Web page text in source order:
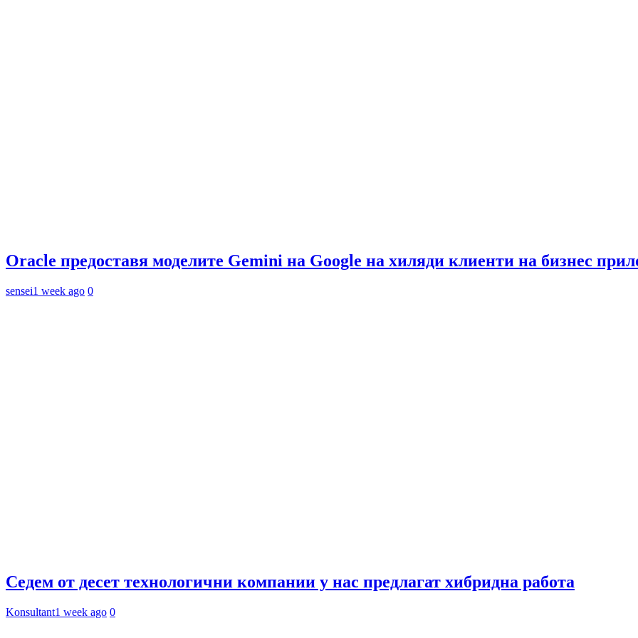
Oracle предоставя моделите Gemini на Google на хиляди клиенти на бизнес
sensei1 week ago 0
Седем от десет технологични компании у нас предлагат хибридна работа
Konsultant1 week ago 0